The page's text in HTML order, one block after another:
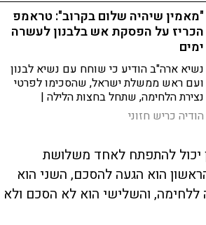
"מאמין שיהיה שלום בקרוב": טראמפ
הכריז על הפסקת אש בלבנון לעשרה
ימים
נשיא ארה"ב הודיע כי שוחח עם נשיא לבנון
ועם ראש ממשלת ישראל, שהסכימו לפרטי
נצירת הלחימה, שתחל בחצות הלילה |
טראמפ מסר כי מנהיגי המדינות יגיעו לבית
הלבן: "שני הצדדים רוצים לראות שלום"
הודיה כריש חזוני
להתפתח לאחד משלושת
הוא הגעה להסכם, השני הוא
ללחימה, והשלישי הוא לא הסכם ולא